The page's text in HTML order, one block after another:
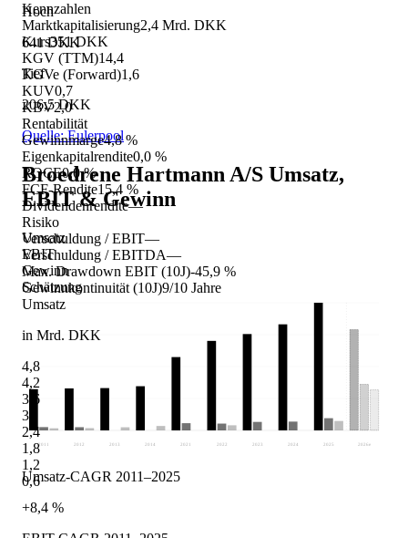
Kennzahlen
Marktkapitalisierung2,4 Mrd. DKK
Kurs351 DKK
KGV (TTM)14,4
KGVe (Forward)1,6
KUV0,7
KBV2,0
Rentabilität
Gewinnmarge4,8 %
Eigenkapitalrendite0,0 %
ROCE0,0 %
FCF-Rendite15,4 %
Dividendenrendite—
Risiko
Verschuldung / EBIT—
Verschuldung / EBITDA—
Max. Drawdown EBIT (10J)-45,9 %
Gewinnkontinuität (10J)9/10 Jahre
Umsatz
in Mrd. DKK
4,8
4,2
3,6
3
2,4
1,8
1,2
0,6
Hoch
641 DKK
Tief
206,5 DKK
Quelle: Eulerpool
Broedrene Hartmann A/S Umsatz,
EBIT & Gewinn
Umsatz
EBIT
Gewinn
Schätzung
2011 2012 2013 2014 2021 2022 2023 2024 2025 2026 e
Umsatz-CAGR 2011–2025
+8,4 %